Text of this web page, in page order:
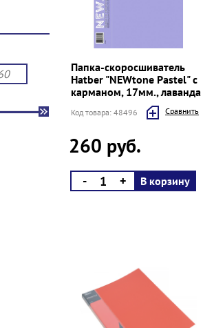
Папка-скоросшиватель
Hatber "NEWtone Pastel" с
карманом, 17мм., лаванда
Код товара: 48496 Cравнить
260 руб.
- + В корзину